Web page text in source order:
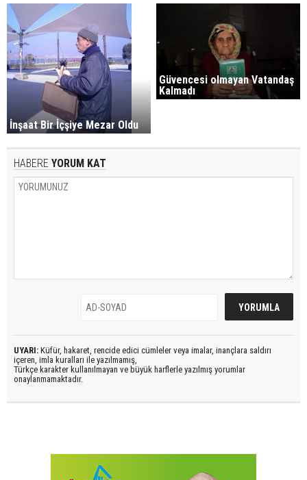
İnşaat Bir İçşiye Mezar Oldu
Güvencesi olmayan Vatandaş
Kalmadı
HABERE YORUM KAT
UYARI: Küfür, hakaret, rencide edici cümleler veya imalar, inançlara saldırı
içeren, imla kuralları ile yazılmamış,
Türkçe karakter kullanılmayan ve büyük harflerle yazılmış yorumlar
onaylanmamaktadır.